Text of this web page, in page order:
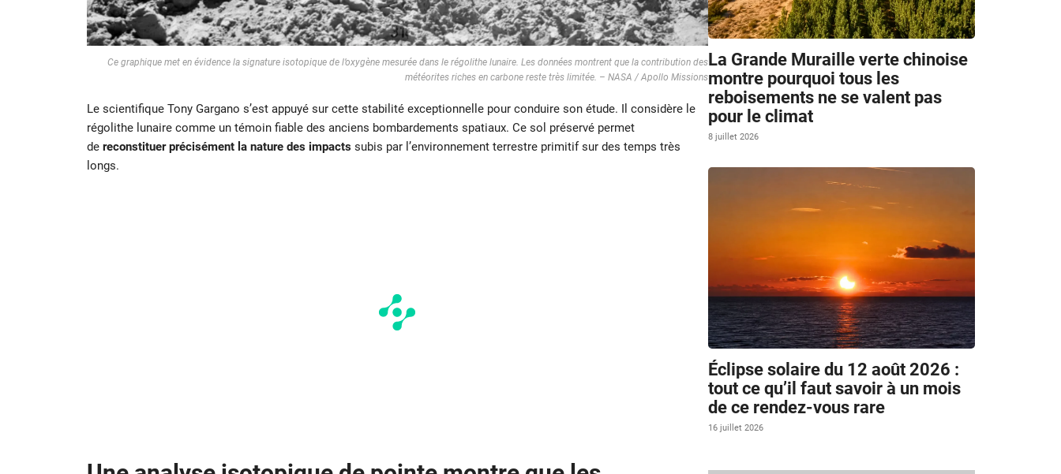
Ce graphique met en évidence la signature isotopique de l’oxygène mesurée dans le régolithe lunaire. Les données montrent que la contribution des
météorites riches en carbone reste très limitée. – NASA / Apollo Missions
Le scientifique Tony Gargano s’est appuyé sur cette stabilité exceptionnelle pour conduire son étude. Il considère le
régolithe lunaire comme un témoin fiable des anciens bombardements spatiaux. Ce sol préservé permet
de reconstituer précisément la nature des impactssubis par l’environnement terrestre primitif sur des temps très
longs.
La Grande Muraille verte chinoise
montre pourquoi tous les
reboisements ne se valent pas
pour le climat
8 juillet 2026
Éclipse solaire du 12 août 2026 :
tout ce qu’il faut savoir à un mois
de ce rendez-vous rare
16 juillet 2026